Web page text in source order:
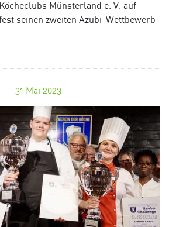
Münsterland e. V. auf
seinen zweiten Azubi-Wettbewerb
31 Mai 2023